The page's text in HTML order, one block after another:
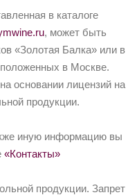
в каталоге
, может быть
«Золотая Балка» или в
в Москве.
основании лицензий на
продукции.
иную информацию вы
«Контакты»
продукции. Запрет